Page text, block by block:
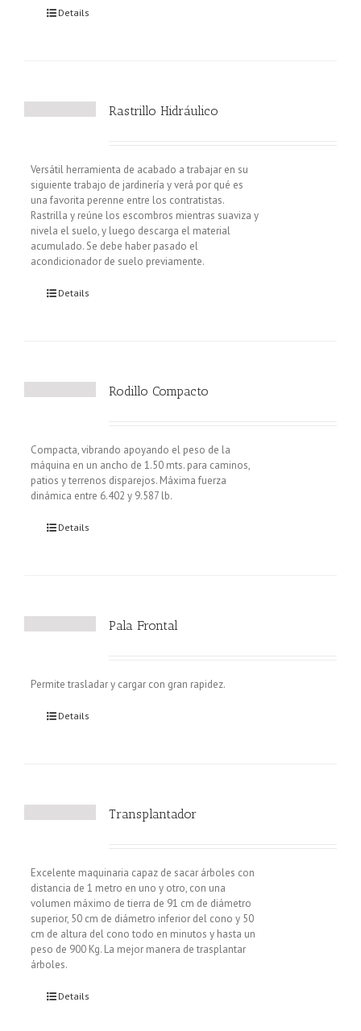
Details
Rastrillo Hidráulico
Versátil herramienta de acabado a trabajar en su
siguiente trabajo de jardinería y verá por qué es
una favorita perenne entre los contratistas.
Rastrilla y reúne los escombros mientras suaviza y
nivela el suelo, y luego descarga el material
acumulado. Se debe haber pasado el
acondicionador de suelo previamente.
Details
Rodillo Compacto
Compacta, vibrando apoyando el peso de la
máquina en un ancho de 1.50 mts. para caminos,
patios y terrenos disparejos. Máxima fuerza
dinámica entre 6.402 y 9.587 lb.
Details
Pala Frontal
Permite trasladar y cargar con gran rapidez.
Details
Transplantador
Excelente maquinaria capaz de sacar árboles con
distancia de 1 metro en uno y otro, con una
volumen máximo de tierra de 91 cm de diámetro
superior, 50 cm de diámetro inferior del cono y 50
cm de altura del cono todo en minutos y hasta un
peso de 900 Kg. La mejor manera de trasplantar
árboles.
Details